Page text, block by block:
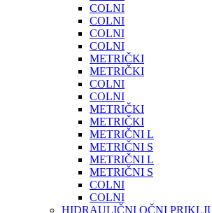
COLNI
COLNI
COLNI
COLNI
METRIČKI
METRIČKI
COLNI
COLNI
METRIČKI
METRIČKI
METRIČNI L
METRIČNI S
METRIČNI L
METRIČNI S
COLNI
COLNI
HIDRAULIČNI OČNI